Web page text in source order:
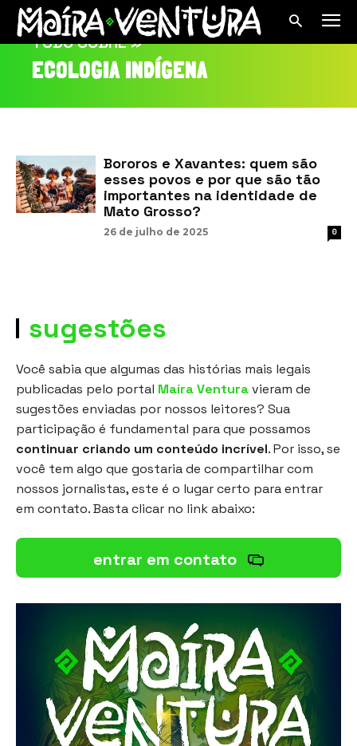
TUDO SOBRE »
ECOLOGIA INDÍGENA
Bororos e Xavantes: quem são
esses povos e por que são tão
importantes na identidade de
Mato Grosso?
26 de julho de 2025 0
sugestões
Você sabia que algumas das histórias mais legais
publicadas pelo portal Maíra Venturavieram de
sugestões enviadas por nossos leitores? Sua
participação é fundamental para que possamos
continuar criando um conteúdo incrível. Por isso, se
você tem algo que gostaria de compartilhar com
nossos jornalistas, este é o lugar certo para entrar
em contato. Basta clicar no link abaixo:
entrar em contato